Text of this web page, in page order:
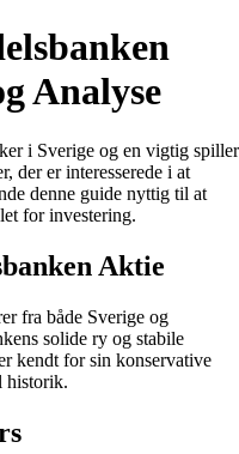
Analyse
i Sverige og en vigtig spiller
der er interesserede i at
denne guide nyttig til at
for investering.
Aktie
fra både Sverige og
solide ry og stabile
kendt for sin konservative
historik.